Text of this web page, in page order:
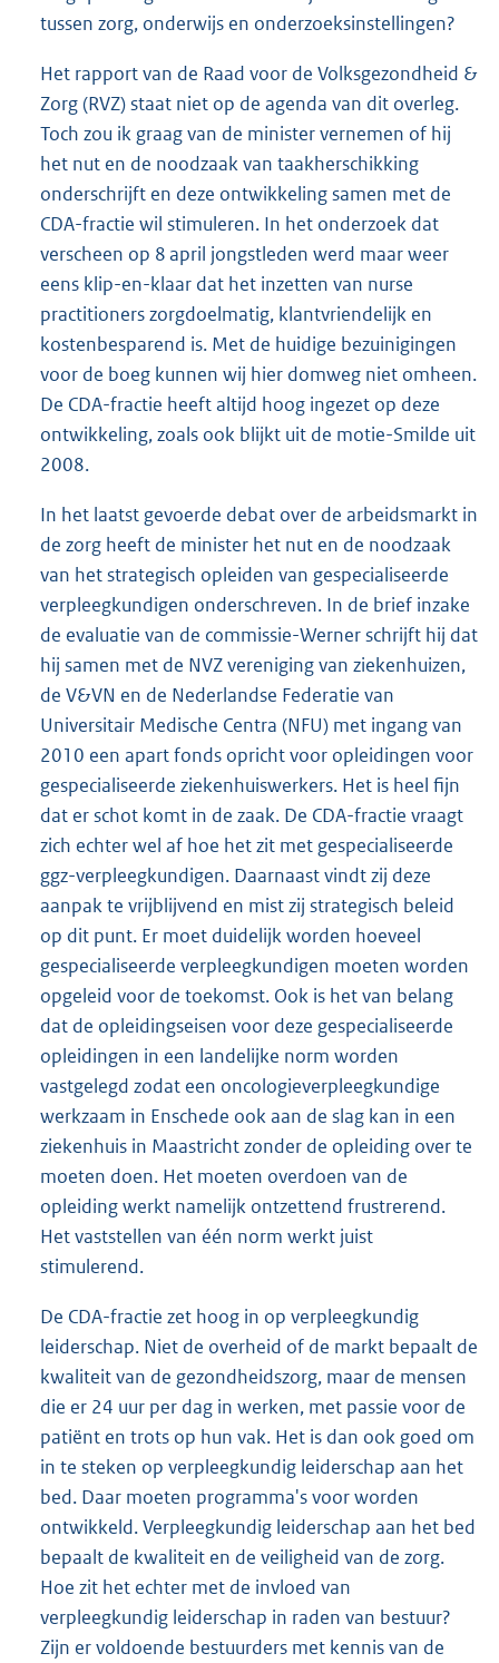
tussen zorg, onderwijs en onderzoeksinstellingen?
Het rapport van de Raad voor de Volksgezondheid &
Zorg (RVZ) staat niet op de agenda van dit overleg.
Toch zou ik graag van de minister vernemen of hij
het nut en de noodzaak van taakherschikking
onderschrijft en deze ontwikkeling samen met de
CDA-fractie wil stimuleren. In het onderzoek dat
verscheen op 8 april jongstleden werd maar weer
eens klip-en-klaar dat het inzetten van nurse
practitioners zorgdoelmatig, klantvriendelijk en
kostenbesparend is. Met de huidige bezuinigingen
voor de boeg kunnen wij hier domweg niet omheen.
De CDA-fractie heeft altijd hoog ingezet op deze
ontwikkeling, zoals ook blijkt uit de motie-Smilde uit
2008.
In het laatst gevoerde debat over de arbeidsmarkt in
de zorg heeft de minister het nut en de noodzaak
van het strategisch opleiden van gespecialiseerde
verpleegkundigen onderschreven. In de brief inzake
de evaluatie van de commissie-Werner schrijft hij dat
hij samen met de NVZ vereniging van ziekenhuizen,
de V&VN en de Nederlandse Federatie van
Universitair Medische Centra (NFU) met ingang van
2010 een apart fonds opricht voor opleidingen voor
gespecialiseerde ziekenhuiswerkers. Het is heel fijn
dat er schot komt in de zaak. De CDA-fractie vraagt
zich echter wel af hoe het zit met gespecialiseerde
ggz-verpleegkundigen. Daarnaast vindt zij deze
aanpak te vrijblijvend en mist zij strategisch beleid
op dit punt. Er moet duidelijk worden hoeveel
gespecialiseerde verpleegkundigen moeten worden
opgeleid voor de toekomst. Ook is het van belang
dat de opleidingseisen voor deze gespecialiseerde
opleidingen in een landelijke norm worden
vastgelegd zodat een oncologieverpleegkundige
werkzaam in Enschede ook aan de slag kan in een
ziekenhuis in Maastricht zonder de opleiding over te
moeten doen. Het moeten overdoen van de
opleiding werkt namelijk ontzettend frustrerend.
Het vaststellen van één norm werkt juist
stimulerend.
De CDA-fractie zet hoog in op verpleegkundig
leiderschap. Niet de overheid of de markt bepaalt de
kwaliteit van de gezondheidszorg, maar de mensen
die er 24 uur per dag in werken, met passie voor de
patiënt en trots op hun vak. Het is dan ook goed om
in te steken op verpleegkundig leiderschap aan het
bed. Daar moeten programma's voor worden
ontwikkeld. Verpleegkundig leiderschap aan het bed
bepaalt de kwaliteit en de veiligheid van de zorg.
Hoe zit het echter met de invloed van
verpleegkundig leiderschap in raden van bestuur?
Zijn er voldoende bestuurders met kennis van de